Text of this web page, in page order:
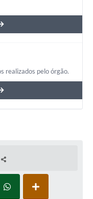
realizados pelo órgão.